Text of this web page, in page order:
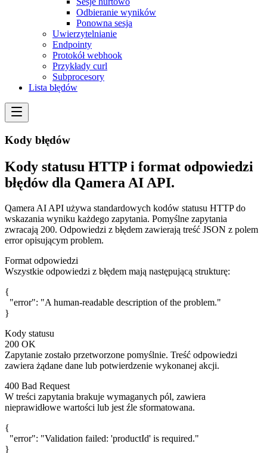
Odbieranie wyników
Ponowna sesja
Uwierzytelnianie
Endpointy
Protokół webhook
Przykłady curl
Subprocesory
Lista błędów
Kody błędów
Kody statusu HTTP i format odpowiedzi
błędów dla Qamera AI API.
Qamera AI API używa standardowych kodów statusu HTTP do
wskazania wyniku każdego zapytania. Pomyślne zapytania
zwracają 200. Odpowiedzi z błędem zawierają treść JSON z polem
erroropisującym problem.
Format odpowiedzi
Wszystkie odpowiedzi z błędem mają następującą strukturę:
{
  "error": "A human-readable description of the problem."
Kody statusu
200 OK
Zapytanie zostało przetworzone pomyślnie. Treść odpowiedzi
zawiera żądane dane lub potwierdzenie wykonanej akcji.
400 Bad Request
W treści zapytania brakuje wymaganych pól, zawiera
nieprawidłowe wartości lub jest źle sformatowana.
{
  "error": "Validation failed: 'productId' is required."